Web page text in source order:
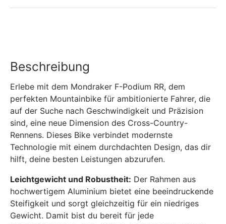
Beschreibung
Erlebe mit dem Mondraker F-Podium RR, dem
perfekten Mountainbike für ambitionierte Fahrer, die
auf der Suche nach Geschwindigkeit und Präzision
sind, eine neue Dimension des Cross-Country-
Rennens. Dieses Bike verbindet modernste
Technologie mit einem durchdachten Design, das dir
hilft, deine besten Leistungen abzurufen.
Leichtgewicht und Robustheit: Der Rahmen aus
hochwertigem Aluminium bietet eine beeindruckende
Steifigkeit und sorgt gleichzeitig für ein niedriges
Gewicht. Damit bist du bereit für jede